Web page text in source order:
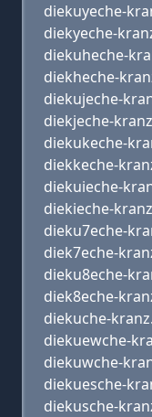
diekuyeche-
diekyeche-
diekuheche-
diekheche-
diekujeche-
diekjeche-
diekukeche-
diekkeche-
diekuieche-
diekieche-
dieku7eche-
diek7eche-
dieku8eche-
diek8eche-
diekuche-
diekuewche-
diekuwche-
diekuesche-
diekusche-